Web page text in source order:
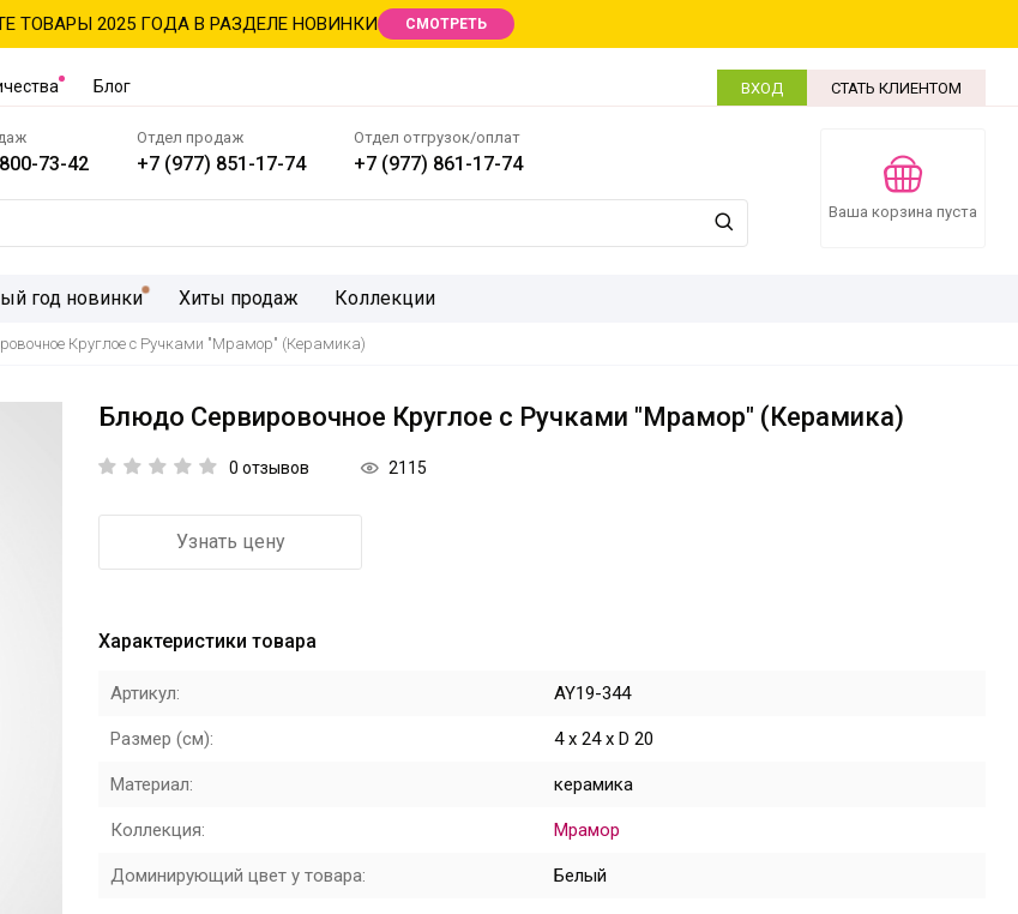
ТОВАРЫ 2025 ГОДА В РАЗДЕЛЕ НОВИНКИ СМОТРЕТЬ
Блог ВХОД СТАТЬ КЛИЕНТОМ
73-42
Отдел продаж
+7 (977) 851-17-74
Отдел отгрузок/оплат
+7 (977) 861-17-74
Ваша корзина пуста
год новинки Хиты продаж Коллекции
Круглое с Ручками "Мрамор" (Керамика)
Блюдо Сервировочное Круглое с Ручками "Мрамор" (Керамика)
0 отзывов 2115
Узнать цену
Характеристики товара
Артикул: AY19-344
Размер (см): 4 x 24 x D 20
Материал: керамика
Коллекция: Мрамор
Доминирующий цвет у товара: Белый